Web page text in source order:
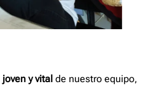
joven y vital de nuestro equipo,